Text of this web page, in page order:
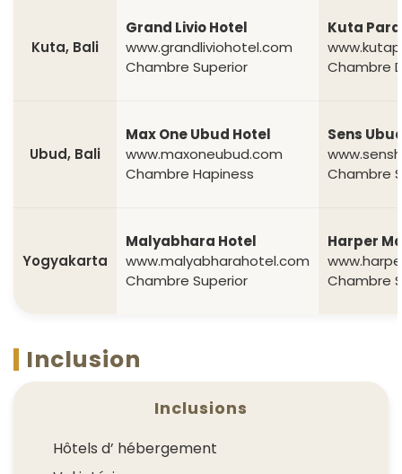
Kuta, Bali
Grand Livio Hotel
www.grandliviohotel.com
Chambre Superior
Kuta
Chambre
Ubud, Bali
Max One Ubud Hotel
www.maxoneubud.com
Chambre Hapiness
Sens
Chambre
Yogyakarta
Malyabhara Hotel
www.malyabharahotel.com
Chambre Superior
Harper
Chambre
Inclusion
Inclusions
Hôtels d’ hébergement